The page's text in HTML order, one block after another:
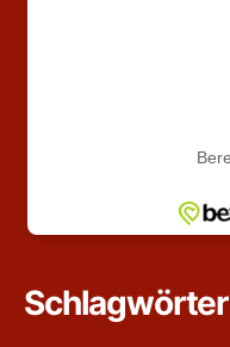
Schlagwörter